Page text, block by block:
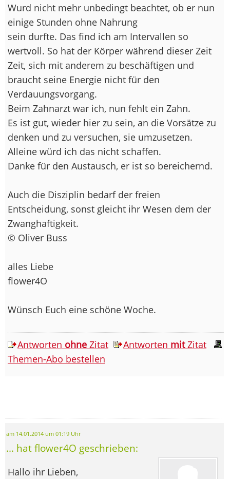
Wurd nicht mehr unbedingt beachtet, ob er nun
einige Stunden ohne Nahrung
sein durfte. Das find ich am Intervallen so
wertvoll. So hat der Körper während dieser Zeit
Zeit, sich mit anderem zu beschäftigen und
braucht seine Energie nicht für den
Verdauungsvorgang.
Beim Zahnarzt war ich, nun fehlt ein Zahn.
Es ist gut, wieder hier zu sein, an die Vorsätze zu
denken und zu versuchen, sie umzusetzen.
Alleine würd ich das nicht schaffen.
Danke für den Austausch, er ist so bereichernd.
Auch die Disziplin bedarf der freien
Entscheidung, sonst gleicht ihr Wesen dem der
Zwanghaftigkeit.
© Oliver Buss
alles Liebe
flower4O
Wünsch Euch eine schöne Woche.
Antworten ohne Zitat Antworten mitZitat
Themen-Abo bestellen
am 14.01.2014 um 01:19 Uhr
... hat flower4O geschrieben:
Hallo ihr Lieben,